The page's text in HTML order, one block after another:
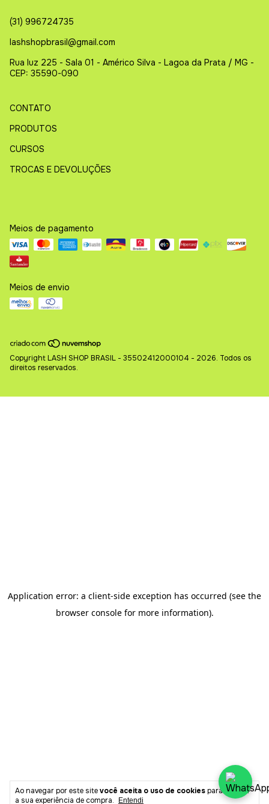
Ao navegar por este sitevocê aceita o uso de cookiespara agilizar
a sua experiência de compra.
Entendi
(31) 996724735
lashshopbrasil@gmail.com
Rua luz 225 - Sala 01 - Américo Silva - Lagoa da Prata / MG -
CEP: 35590-090
CONTATO
PRODUTOS
CURSOS
TROCAS E DEVOLUÇÕES
Meios de pagamento
Meios de envio
Copyright LASH SHOP BRASIL - 35502412000104 - 2026. Todos os
direitos reservados.